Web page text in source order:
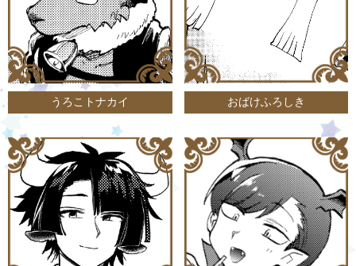
うろこトナカイ おばけふろしき